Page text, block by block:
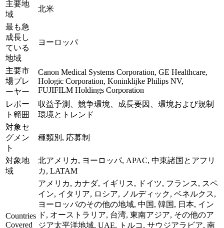
主要地
域
北米
最も急
成長し
ている
地域
ヨーロッパ
主要市
場プレ
ーヤー
Canon Medical Systems Corporation, GE Healthcare,
Hologic Corporation, Koninklijke Philips NV,
FUJIFILM Holdings Corporation
レポー
ト範囲
収益予測、競争環境、成長要因、環境および規制
環境とトレンド
対象セ
グメン
ト
種類別, 応募制
対象地
域
北アメリカ, ヨーロッパ, APAC, 中東諸国とアフリ
カ, LATAM
Countries
Covered
アメリカ, カナダ, イギリス, ドイツ, フランス, スペ
イン, イタリア, ロシア, ノルディック, ベネルクス,
ヨーロッパのその他の地域, 中国, 韓国, 日本, イン
ド, オーストラリア, 台湾, 東南アジア, その他のア
ジア太平洋地域, UAE, トルコ, サウジアラビア, 南